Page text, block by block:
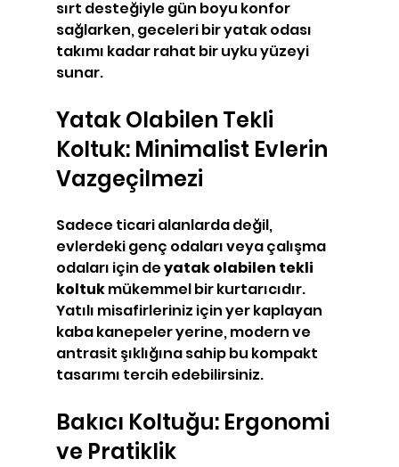
sırt desteğiyle gün boyu konfor
sağlarken, geceleri bir yatak odası
takımı kadar rahat bir uyku yüzeyi
sunar.
Yatak Olabilen Tekli
Koltuk: Minimalist Evlerin
Vazgeçilmezi
Sadece ticari alanlarda değil,
evlerdeki genç odaları veya çalışma
odaları için de yatak olabilen tekli
koltuk mükemmel bir kurtarıcıdır.
Yatılı misafirleriniz için yer kaplayan
kaba kanepeler yerine, modern ve
antrasit şıklığına sahip bu kompakt
tasarımı tercih edebilirsiniz.
Bakıcı Koltuğu: Ergonomi
ve Pratiklik